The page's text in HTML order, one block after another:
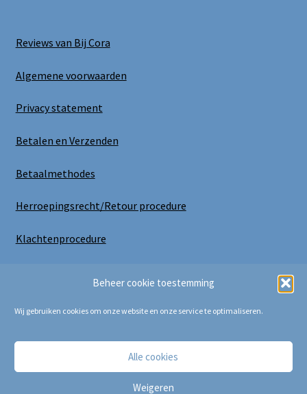
Beheer cookie toestemming
Wij gebruiken cookies om onze website en onze service te optimaliseren.
Alle cookies
Weigeren
Reviews van Bij Cora
Algemene voorwaarden
Privacy statement
Betalen en Verzenden
Betaalmethodes
Herroepingsrecht/Retour procedure
Klachtenprocedure
Copyright Bij Cora 2025